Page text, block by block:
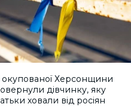
окупованої Херсонщини
дівчинку, яку
ховали від росіян